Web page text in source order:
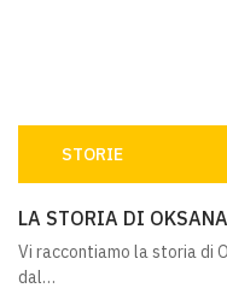
STORIE
LA STORIA DI
Vi raccontiamo la storia di
dal…